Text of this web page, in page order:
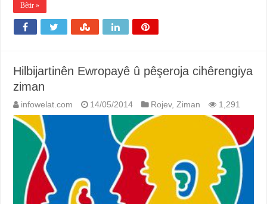
Bêtir »
Hilbijartinên Ewropayê û pêşeroja cihêrengiya
ziman
infowelat.com 14/05/2014 Rojev,Ziman 1,291